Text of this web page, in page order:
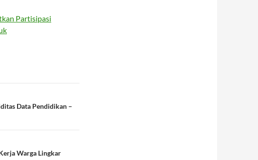
Partisipasi
Data Pendidikan –
Warga Lingkar